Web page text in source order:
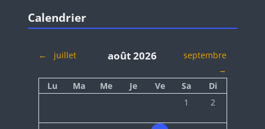
Blocs
Calendrier
← juillet août 2026
septembre
→
Lundi
Lu Mardi
Ma Mercredi
Me Jeudi
Je Vendredi
Ve Samedi
Sa Dimanche
Di
Aucun événement,
1 Aucun
2